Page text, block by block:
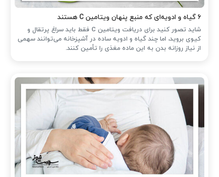
۶ گیاه و ادویه‌ای که منبع پنهان ویتامین C هستند
شاید تصور کنید برای دریافت ویتامین C فقط باید سراغ پرتقال و
کیوی بروید، اما چند گیاه و ادویه ساده در آشپزخانه می‌توانند سهمی
از نیاز روزانه بدن به این ماده مغذی را تأمین کنند.